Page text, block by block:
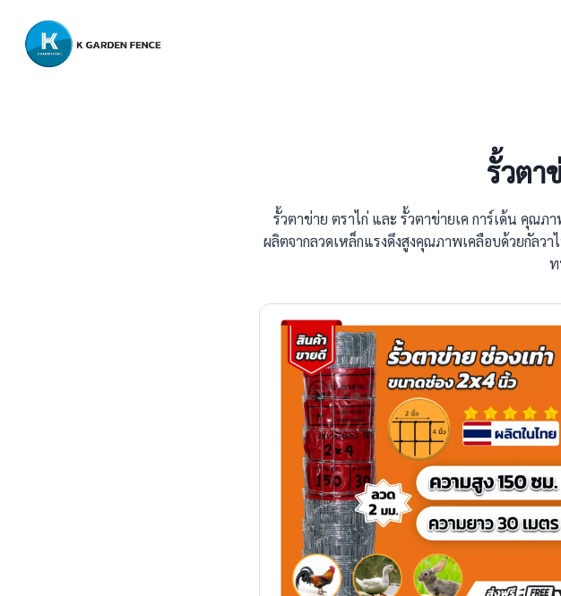
content
รั้วตา
รั้วตาข่าย ตราไก่ และ รั้วตาข่ายเค การ์เด้น คุณ
ผลิตจากลวดเหล็กแรงดึงสูงคุณภาพเคลือบด้วยกัล